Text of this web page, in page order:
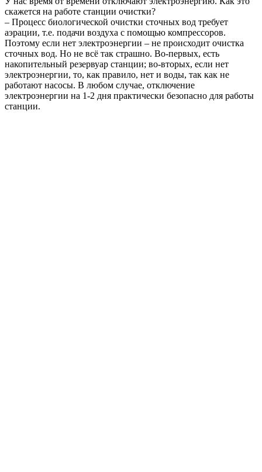
скажется на работе станции очистки?
– Процесс биологической очистки сточных вод требует
аэрации, т.е. подачи воздуха с помощью компрессоров.
Поэтому если нет электроэнергии – не происходит очистка
сточных вод. Но не всё так страшно. Во-первых, есть
накопительный резервуар станции; во-вторых, если нет
электроэнергии, то, как правило, нет и воды, так как не
работают насосы. В любом случае, отключение
электроэнергии на 1-2 дня практически безопасно для работы
станции.